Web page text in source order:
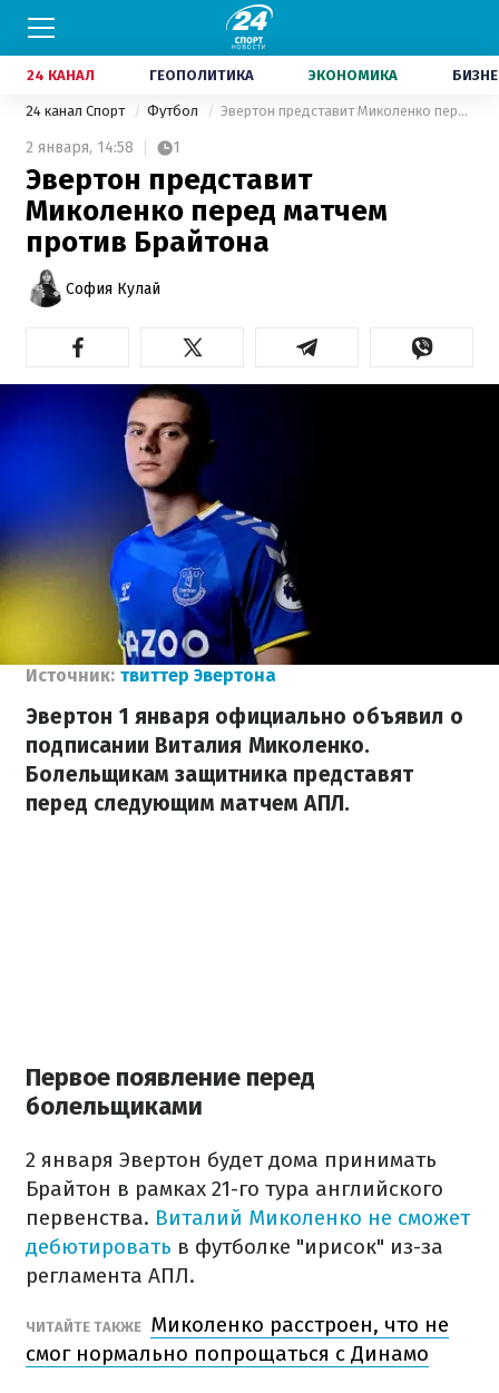
24 КАНАЛ ГЕОПОЛИТИКА ЭКОНОМИКА
24 канал Спорт Футбол Эвертон представит Миколенко перед матчем против Брайтона
2 января, 14:58 1
Эвертон представит
Миколенко перед матчем
против Брайтона
София Кулай
Источник: твиттер Эвертона
Эвертон 1 января официально объявил о
подписании Виталия Миколенко.
Болельщикам защитника представят
перед следующим матчем АПЛ.
Первое появление перед
болельщиками
2 января Эвертон будет дома принимать
Брайтон в рамках 21-го тура английского
первенства. Виталий Миколенко не сможет
дебютировать в футболке "ирисок" из-за
регламента АПЛ.
ЧИТАЙТЕ ТАКЖЕ Миколенко расстроен, что не
смог нормально попрощаться с Динамо